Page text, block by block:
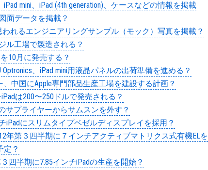
iPad mini、iPad (4th generation)、ケースなどの情報を掲載
面データを掲載？
われるエンジニアリングサンプル（モック）写真を掲載？
ル工場で製造される？
を10月に発売する？
Optronics、iPad mini用液晶パネルの出荷準備を進める？
、中国にApple専門部品生産工場を建設する計画？
は200〜250ドルで発売される？
サプライヤーからサムスンを外す？
iPadにスリムタイプベゼルディスプレイを採用？
年第３四半期に７インチアクティブマトリクス式有機ELを
定？
四半期に7.85インチiPadの生産を開始？